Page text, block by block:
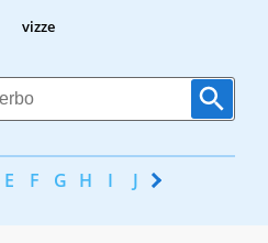
vizze
E F G H I J K